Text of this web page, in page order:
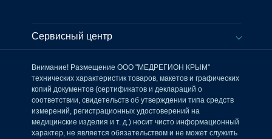
Сервисный центр
Внимание! Размещение ООО "МЕДРЕГИОН КРЫМ"
технических характеристик товаров, макетов и графических
копий документов (сертификатов и деклараций о
соответствии, свидетельств об утверждении типа средств
измерений, регистрационных удостоверений на
медицинские изделия и т. д.) носит чисто информационный
характер, не является обязательством и не может служить